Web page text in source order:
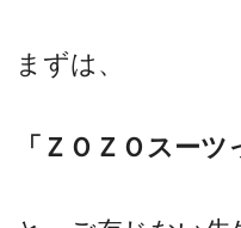
まずは、
「ＺＯＺＯスーツ